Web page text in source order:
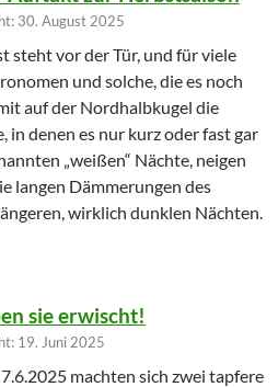
30. August 2025
steht vor der Tür, und für viele
und solche, die es noch
auf der Nordhalbkugel die
in denen es nur kurz oder fast gar
„weißen“ Nächte, neigen
langen Dämmerungen des
wirklich dunklen Nächten.
sie erwischt!
19. Juni 2025
7.6.2025 machten sich zwei tapfere